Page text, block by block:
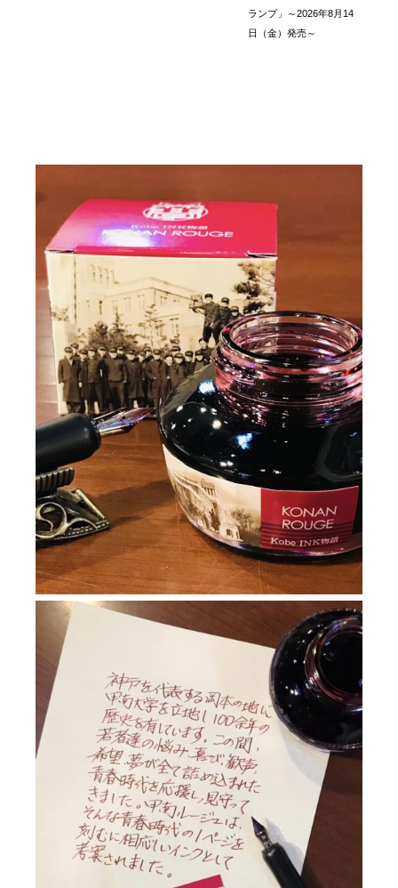
ランプ」～2026年8月14
日（金）発売～